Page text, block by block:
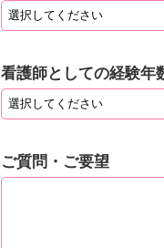
看護師としての経験年
ご質問・ご要望